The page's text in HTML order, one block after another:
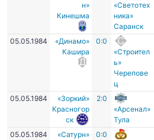
н»
Кинешма
«Светотех
ника»
Саранск
05.05.1984
«Динамо»
Кашира
0:0
«Строител
ь»
Черепове
ц
05.05.1984
«Зоркий»
Красногор
ск
2:0
«Арсенал»
Тула
05.05.1984
«Сатурн»
0:0